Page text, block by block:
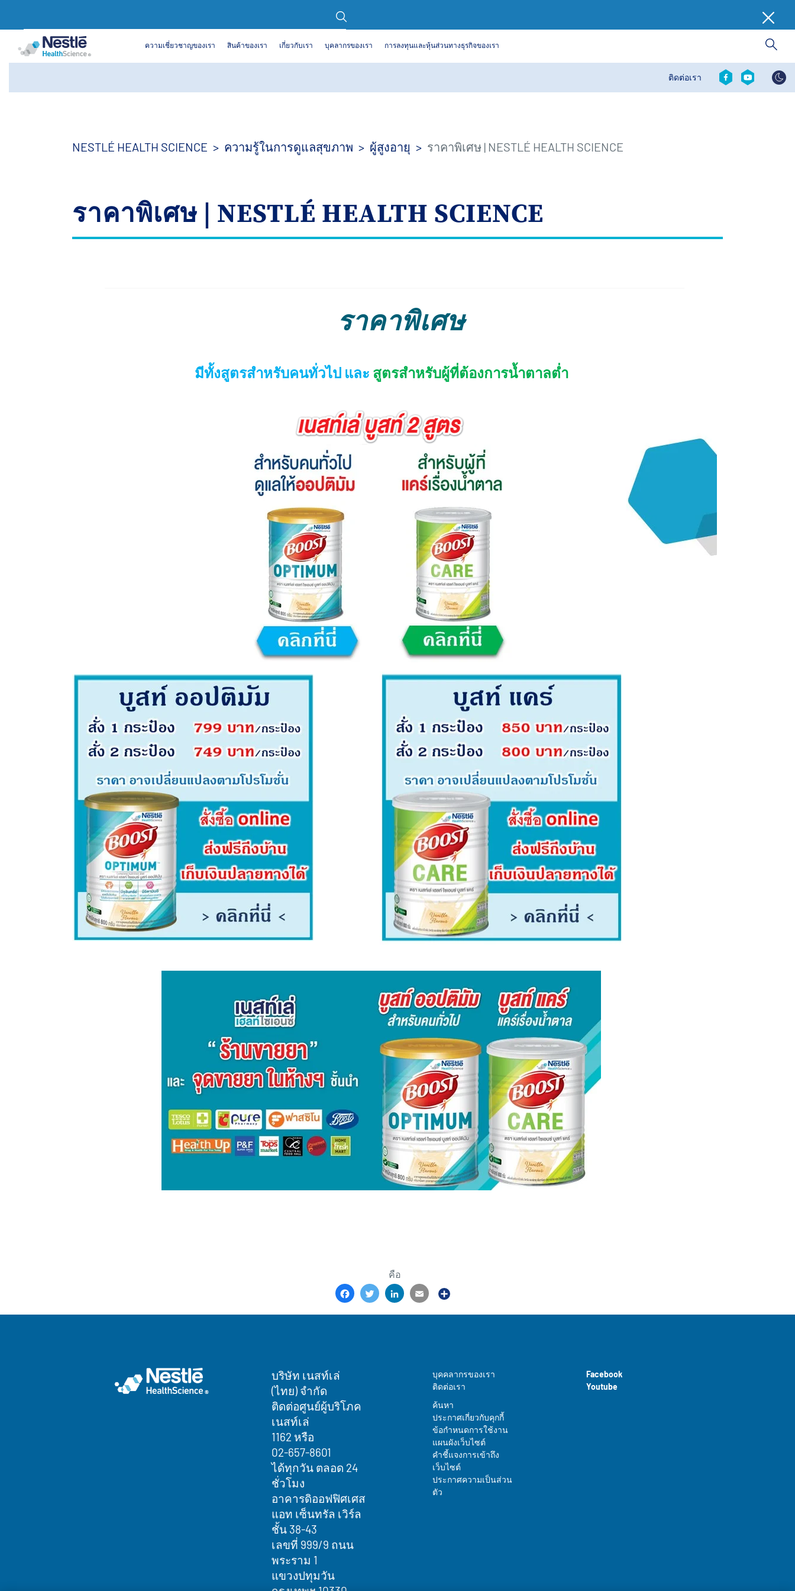
main
Contact
revamp
ติดต่อเรา
Social
revamp
ความเชี่ยวชาญของเรา สินค้าของเรา เกี่ยวกับเรา บุคลากรของเรา การลงทุนและหุ้นส่วนทางธุรกิจของเรา
NESTLÉ HEALTH SCIENCE ความรู้ในการดูแลสุขภาพ ผู้สูงอายุ ราคาพิเศษ | NESTLÉ HEALTH SCIENCE
ราคาพิเศษ | NESTLÉ HEALTH SCIENCE
ราคาพิเศษ
มีทั้งสูตรสำหรับคนทั่วไป และ สูตรสำหรับผู้ที่ต้องการน้ำตาลต่ำ
คือ
FacebookTwitterLinkedInEmail
บริษัท เนสท์เล่
(ไทย) จำกัด
ติดต่อศูนย์ผู้บริโภค
เนสท์เล่
1162 หรือ
02-657-8601
ได้ทุกวัน ตลอด 24
ชั่วโมง
อาคารดิออฟฟิศเศส
แอท เซ็นทรัล เวิร์ล
ชั้น 38-43
เลขที่ 999/9 ถนน
พระราม 1
แขวงปทุมวัน
Legal
บุคคลากรของเรา
ติดต่อเรา
Terms
&
Condition
footer
ค้นหา
ประกาศเกี่ยวกับคุกกี้
ข้อกำหนดการใช้งาน
แผนผังเว็บไซต์
คำชี้แจงการเข้าถึง
เว็บไซต์
ประกาศความเป็นส่วน
ตัว
Facebook
Youtube